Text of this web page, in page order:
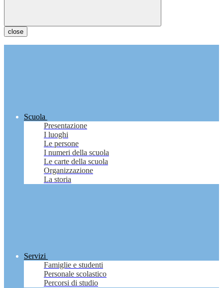
close
Scuola
Presentazione
I luoghi
Le persone
I numeri della scuola
Le carte della scuola
Organizzazione
La storia
Servizi
Famiglie e studenti
Personale scolastico
Percorsi di studio